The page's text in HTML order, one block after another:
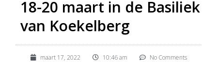
18-20 maart in de Basiliek
van Koekelberg
maart 17, 2022 10:46 am
No Comments